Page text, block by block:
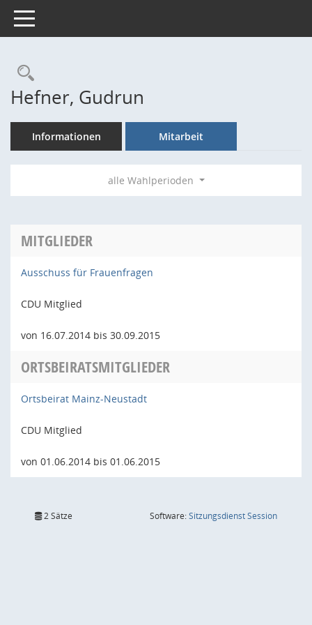
Toggle navigation
Rechercheauswahl
Hefner, Gudrun
Informationen Mitarbeit
alle Wahlperioden
MITGLIEDER
Ausschuss für Frauenfragen
CDU Mitglied
von 16.07.2014 bis 30.09.2015
ORTSBEIRATSMITGLIEDER
Ortsbeirat Mainz-Neustadt
CDU Mitglied
von 01.06.2014 bis 01.06.2015
2 Sätze Software:SitzungsdienstSession(Wird in